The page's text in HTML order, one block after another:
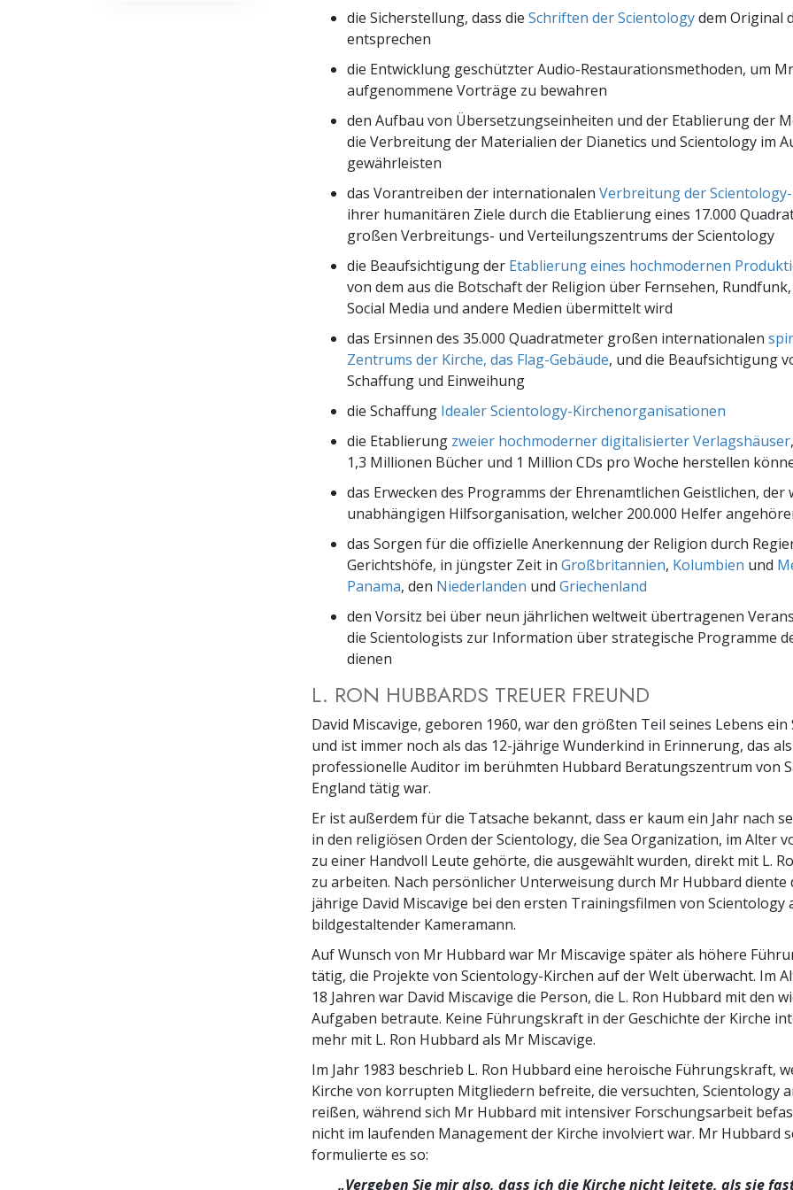
die Sicherstellung, dass die Schriften der Scientologydem Original
entsprechen
die Entwicklung geschützter Audio-Restaurationsmethoden, um
aufgenommene Vorträge zu bewahren
den Aufbau von Übersetzungseinheiten und der Etablierung der
die Verbreitung der Materialien der Dianetics und Scientology im
gewährleisten
das Vorantreiben der internationalen Verbreitung der
ihrer humanitären Ziele durch die Etablierung eines 17.000
großen Verbreitungs- und Verteilungszentrums der Scientology
die Beaufsichtigung der Etablierung eines hochmodernen
von dem aus die Botschaft der Religion über Fernsehen,
Social Media und andere Medien übermittelt wird
das Ersinnen des 35.000 Quadratmeter großen internationalen
Zentrums der Kirche, das Flag-Gebäude, und die Beaufsichtigung
Schaffung und Einweihung
die Schaffung Idealer Scientology-Kirchenorganisationen
die Etablierung zweier hochmoderner digitalisierter Verlagshäuser
1,3 Millionen Bücher und 1 Million CDs pro Woche herstellen
das Erwecken des Programms der Ehrenamtlichen Geistlichen,
unabhängigen Hilfsorganisation, welcher 200.000 Helfer
das Sorgen für die offizielle Anerkennung der Religion durch
Gerichtshöfe, in jüngster Zeit in Großbritannien, Kolumbien und
Panama, den Niederlanden und Griechenland
den Vorsitz bei über neun jährlichen weltweit übertragenen
die Scientologists zur Information über strategische Programme
dienen
L. RON HUBBARDS TREUER FREUND
David Miscavige, geboren 1960, war den größten Teil seines Lebens
und ist immer noch als das 12-jährige Wunderkind in Erinnerung, das
professionelle Auditor im berühmten Hubbard Beratungszentrum von
England tätig war.
Er ist außerdem für die Tatsache bekannt, dass er kaum ein Jahr nach
in den religiösen Orden der Scientology, die Sea Organization, im Alter
zu einer Handvoll Leute gehörte, die ausgewählt wurden, direkt mit L.
zu arbeiten. Nach persönlicher Unterweisung durch Mr Hubbard diente
jährige David Miscavige bei den ersten Trainingsfilmen von Scientology
bildgestaltender Kameramann.
Auf Wunsch von Mr Hubbard war Mr Miscavige später als höhere
tätig, die Projekte von Scientology-Kirchen auf der Welt überwacht. Im
18 Jahren war David Miscavige die Person, die L. Ron Hubbard mit den
Aufgaben betraute. Keine Führungskraft in der Geschichte der Kirche
mehr mit L. Ron Hubbard als Mr Miscavige.
Im Jahr 1983 beschrieb L. Ron Hubbard eine heroische Führungskraft,
Kirche von korrupten Mitgliedern befreite, die versuchten, Scientology
reißen, während sich Mr Hubbard mit intensiver Forschungsarbeit
nicht im laufenden Management der Kirche involviert war. Mr Hubbard
formulierte es so:
„Vergeben Sie mir also, dass ich die Kirche nicht leitete, als sie